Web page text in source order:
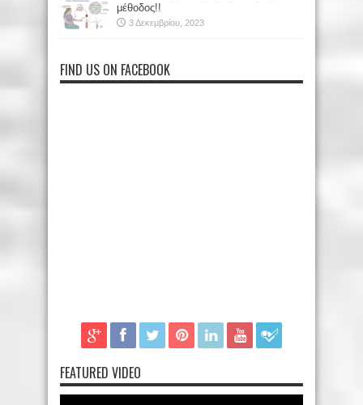
μέθοδος!!
3 Δεκεμβρίου, 2023
FIND US ON FACEBOOK
FEATURED VIDEO